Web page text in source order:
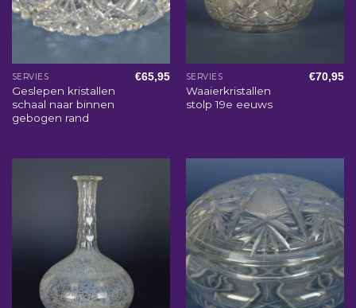
SERVIES
Geslepen kristallen
schaal naar binnen
gebogen rand
€65,95 SERVIES
Waaierkristallen
stolp 19e eeuws
€70,95